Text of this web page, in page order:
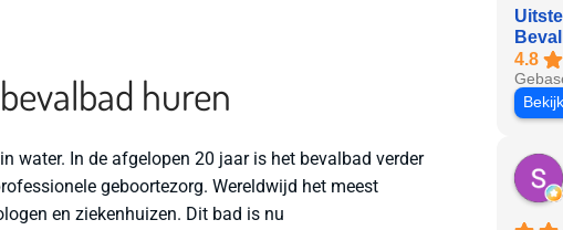
huren
water. In de afgelopen 20 jaar is het bevalbad verder
geboortezorg. Wereldwijd het meest
en ziekenhuizen. Dit bad is nu
4.8